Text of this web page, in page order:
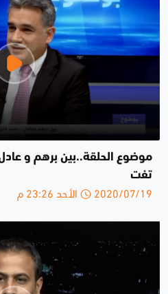
موضوع الحلقة..بين برهم و
تفت
2020/07/19 الأحد 23:26 م